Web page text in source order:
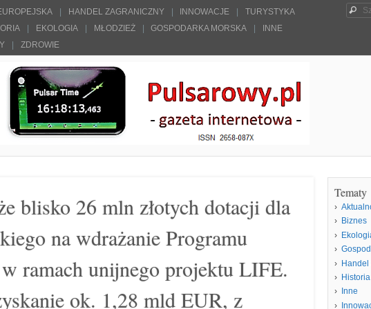
HANDEL ZAGRANICZNY INNOWACJE
TURYSTYKA
EKOLOGIA MŁODZIEŻ GOSPODARKA MORSKA
INNE
ZDROWIE
blisko 26 mln złotych dotacji dla
na wdrażanie Programu
ramach unijnego projektu LIFE.
ok. 1,28 mld EUR, z
Tematy
Biznes
Handel
Historia
Inne